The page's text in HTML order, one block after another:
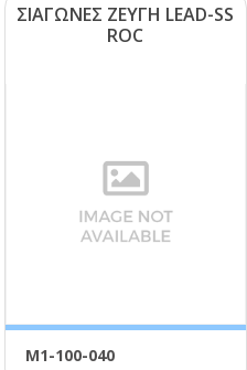
ΣΙΑΓΩΝΕΣ ΖΕΥΓΗ LΕΑD-SS
RΟC
Μ1-100-040